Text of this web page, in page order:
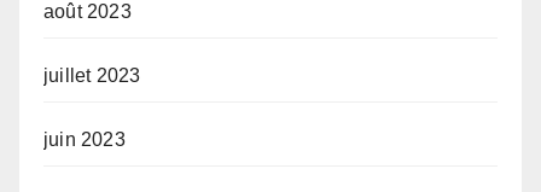
août 2023
juillet 2023
juin 2023